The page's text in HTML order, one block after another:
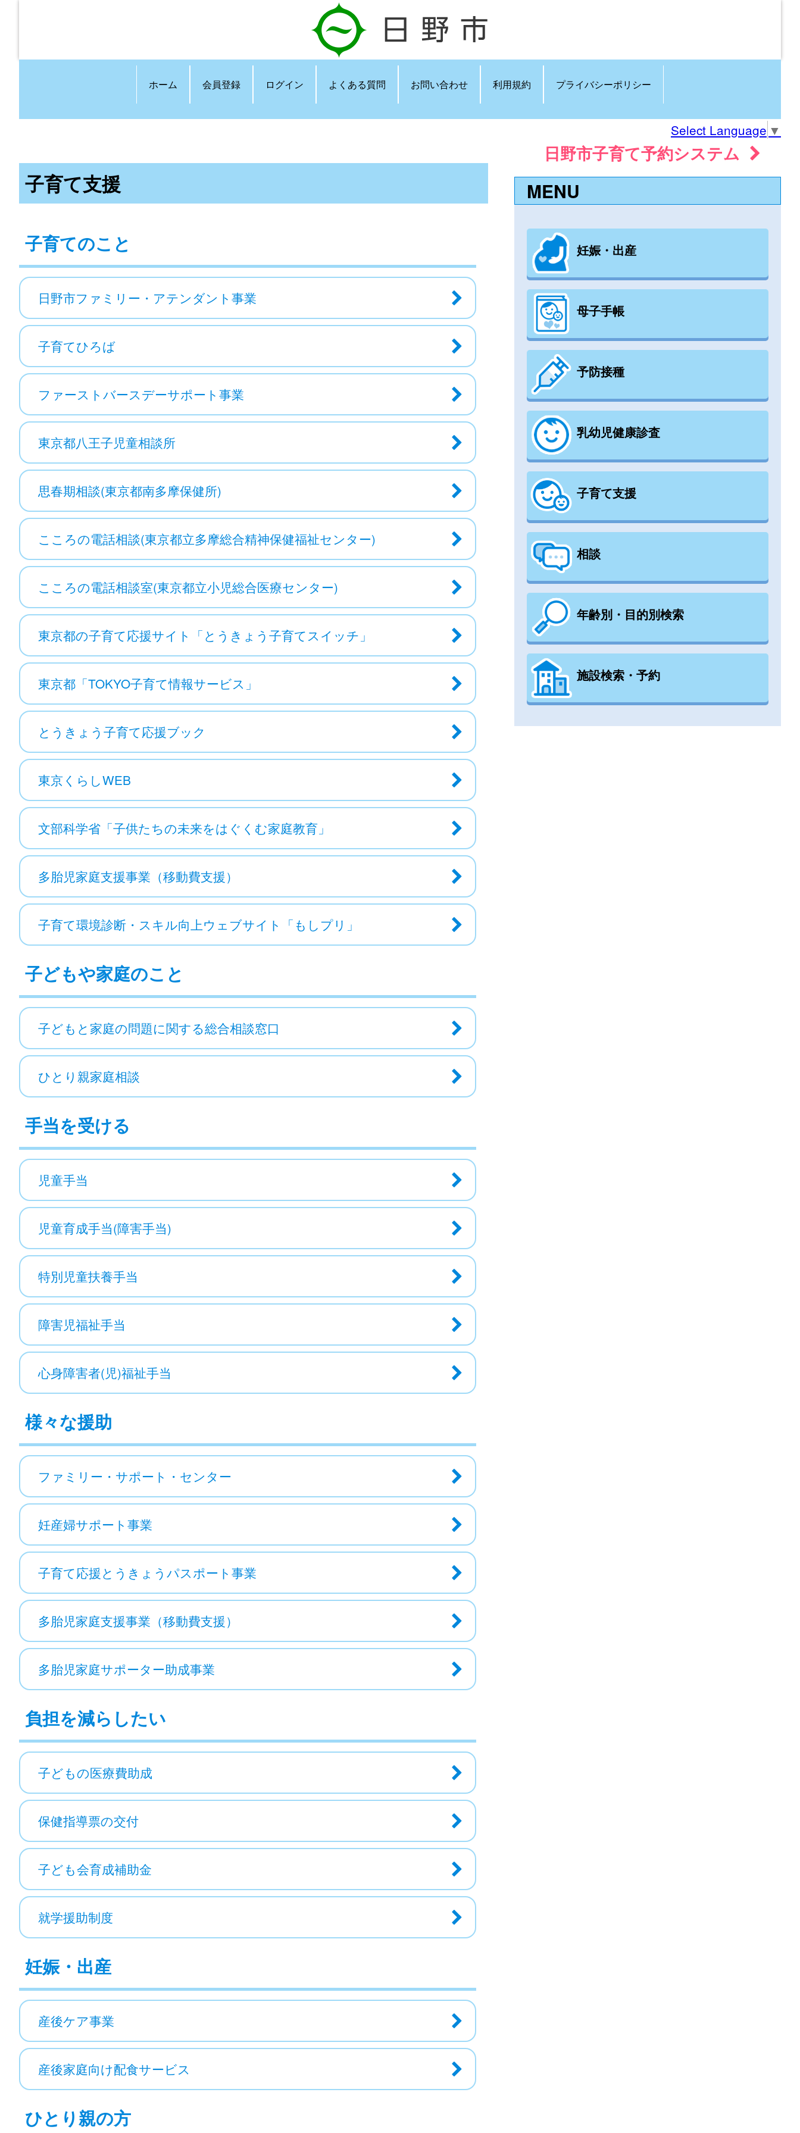
ホーム 会員登録 ログイン よくある質問 お問い合わせ 利用規約 プライバシーポリシー
Select Language ▼
子育て支援
子育てのこと
日野市ファミリー・アテンダント事業
子育てひろば
ファーストバースデーサポート事業
東京都八王子児童相談所
思春期相談(東京都南多摩保健所)
こころの電話相談(東京都立多摩総合精神保健福祉センター)
こころの電話相談室(東京都立小児総合医療センター)
東京都の子育て応援サイト「とうきょう子育てスイッチ」
東京都「TOKYO子育て情報サービス」
とうきょう子育て応援ブック
東京くらしWEB
文部科学省「子供たちの未来をはぐくむ家庭教育」
多胎児家庭支援事業（移動費支援）
子育て環境診断・スキル向上ウェブサイト「もしプリ」
子どもや家庭のこと
子どもと家庭の問題に関する総合相談窓口
ひとり親家庭相談
手当を受ける
児童手当
児童育成手当(障害手当)
特別児童扶養手当
障害児福祉手当
心身障害者(児)福祉手当
様々な援助
ファミリー・サポート・センター
妊産婦サポート事業
子育て応援とうきょうパスポート事業
多胎児家庭支援事業（移動費支援）
多胎児家庭サポーター助成事業
負担を減らしたい
子どもの医療費助成
保健指導票の交付
子ども会育成補助金
就学援助制度
妊娠・出産
産後ケア事業
産後家庭向け配食サービス
ひとり親の方
日野市子育て予約システム
MENU
妊娠・出産
母子手帳
予防接種
乳幼児健康診査
子育て支援
相談
年齢別・目的別検索
施設検索・予約